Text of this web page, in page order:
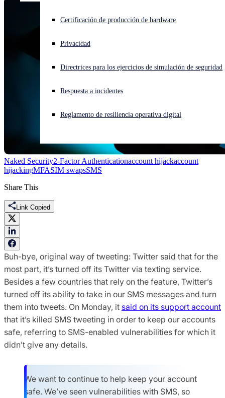
¿Está sufriendo un ciberataque? Obtenga ayuda ahora mismo
Open search
Open language switcher
Certificación de producción de hardware
Privacidad
Directrices para los ejercicios de simulación de seguridad
Respuesta a incidentes
Reglamento de resiliencia operativa digital
Naked Security2-Factor Authenticationaccount hijackaccount
hijackingMFASIM swapsSMS
Share This
Link Copied
Buh-bye, original way of tweeting: Twitter said that for the
most part, it’s turned off its Twitter via texting service.
Besides a few countries that rely on the feature, Twitter’s
turned off its ability to take in our SMS messages and turn
them into tweets. On Monday, it said on its support account
that it’s killed SMS tweeting in order to keep our accounts
safe, referring to SMS-enabled vulnerabilities for which it
didn’t give any details.
We want to continue to help keep your account
safe. We’ve seen vulnerabilities with SMS, so